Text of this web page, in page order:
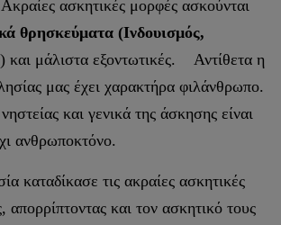
ασκητικές μορφές ασκούνται
θρησκεύματα (Ινδουισμός,
) και μάλιστα εξοντωτικές. Αντίθετα η
μας έχει χαρακτήρα φιλάνθρωπο.
και γενικά της άσκησης είναι
ανθρωποκτόνο.
καταδίκασε τις ακραίες ασκητικές
απορρίπτοντας και τον ασκητικό τους